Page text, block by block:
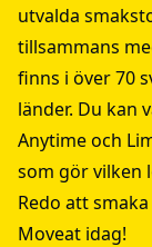
utvalda
tillsammans
finns i över 70
länder. Du kan
Anytime och
som gör vilken
Redo att
Moveat idag!